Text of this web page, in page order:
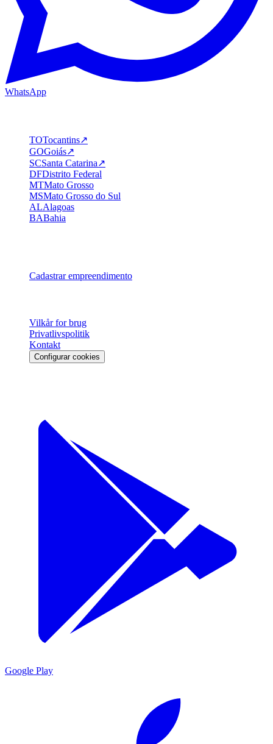
WhatsApp
TOTocantins↗
GOGoiás↗
SCSanta Catarina↗
DFDistrito Federal
MTMato Grosso
MSMato Grosso do Sul
ALAlagoas
BABahia
Cadastrar empreendimento
Vilkår for brug
Privatlivspolitik
Kontakt
Configurar cookies
Google Play